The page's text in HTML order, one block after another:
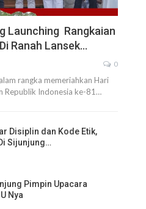
Launching Rangkaian
Ranah Lansek…
0
rangka memeriahkan Hari
Republik Indonesia ke-81…
Disiplin dan Kode Etik,
Sijunjung…
Pimpin Upacara
Nya